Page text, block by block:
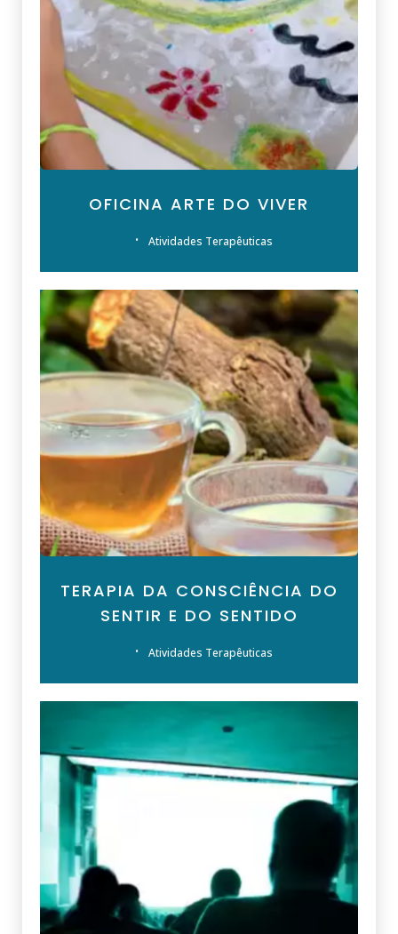
OFICINA ARTE DO VIVER
Atividades Terapêuticas
TERAPIA DA CONSCIÊNCIA DO
SENTIR E DO SENTIDO
Atividades Terapêuticas